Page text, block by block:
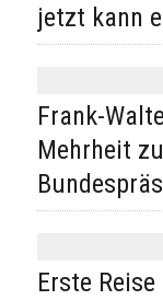
jetzt kann
Frank-
Mehrheit
Erste